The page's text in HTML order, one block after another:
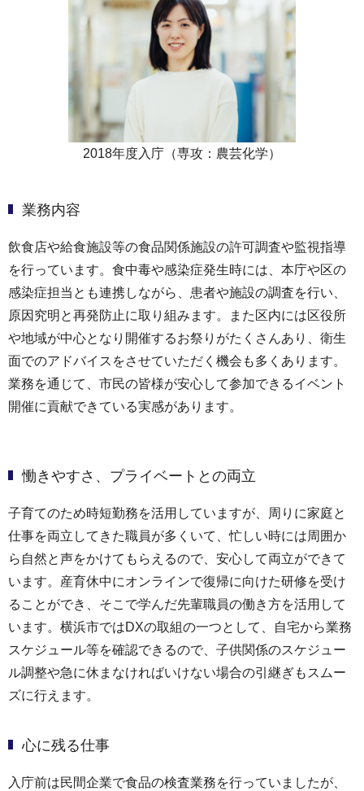
2018年度入庁（専攻：農芸化学）
業務内容
飲食店や給食施設等の食品関係施設の許可調査や監視指導
を行っています。食中毒や感染症発生時には、本庁や区の
感染症担当とも連携しながら、患者や施設の調査を行い、
原因究明と再発防止に取り組みます。また区内には区役所
や地域が中心となり開催するお祭りがたくさんあり、衛生
面でのアドバイスをさせていただく機会も多くあります。
業務を通じて、市民の皆様が安心して参加できるイベント
開催に貢献できている実感があります。
慟きやすさ、プライベートとの両立
子育てのため時短勤務を活用していますが、周りに家庭と
仕事を両立してきた職員が多くいて、忙しい時には周囲か
ら自然と声をかけてもらえるので、安心して両立ができて
います。産育休中にオンラインで復帰に向けた研修を受け
ることができ、そこで学んだ先輩職員の働き方を活用して
います。横浜市ではDXの取組の一つとして、自宅から業務
スケジュール等を確認できるので、子供関係のスケジュー
ル調整や急に休まなければいけない場合の引継ぎもスムー
ズに行えます。
心に残る仕事
入庁前は民間企業で食品の検査業務を行っていましたが、